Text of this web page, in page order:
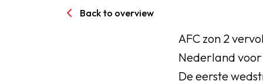
SPORTPARK GOED
LIDMAATSCHAP
Back to overview
AFC zon 2
Nederland
De eerste